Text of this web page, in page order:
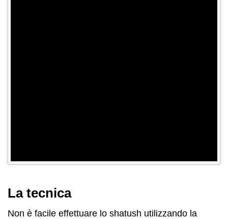
La tecnica
Non è facile effettuare lo shatush utilizzando la